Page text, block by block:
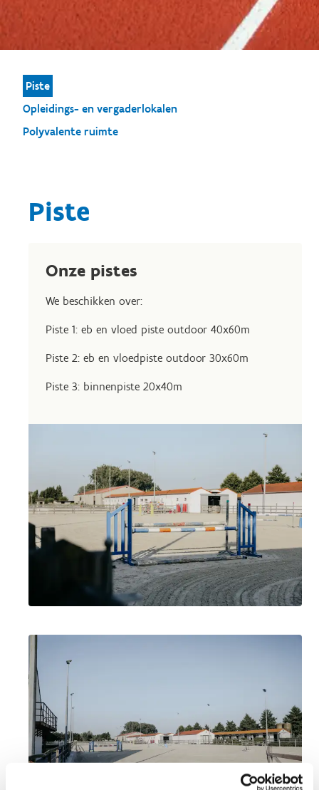
Piste
Opleidings- en vergaderlokalen
Polyvalente ruimte
Piste
Onze pistes
We beschikken over:
Piste 1: eb en vloed piste outdoor 40x60m
Piste 2: eb en vloedpiste outdoor 30x60m
Piste 3: binnenpiste 20x40m